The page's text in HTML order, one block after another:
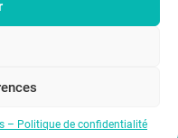
– Politique de confidentialité